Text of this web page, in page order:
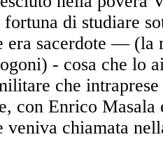
di studiare
era sacerdote — (la
- cosa che lo
che
con Enrico
veniva chiamata